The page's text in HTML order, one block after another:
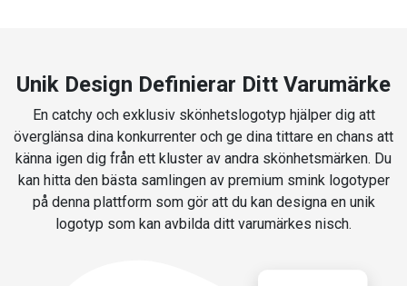
Unik Design Definierar Ditt Varumärke
En catchy och exklusiv skönhetslogotyp hjälper dig att
överglänsa dina konkurrenter och ge dina tittare en chans att
känna igen dig från ett kluster av andra skönhetsmärken. Du
kan hitta den bästa samlingen av premium smink logotyper
på denna plattform som gör att du kan designa en unik
logotyp som kan avbilda ditt varumärkes nisch.